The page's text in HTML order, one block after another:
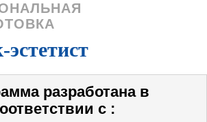
разработана в
с :